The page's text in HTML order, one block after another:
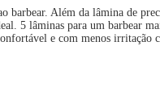
Além da lâmina de
5 lâminas para um barbear
e com menos